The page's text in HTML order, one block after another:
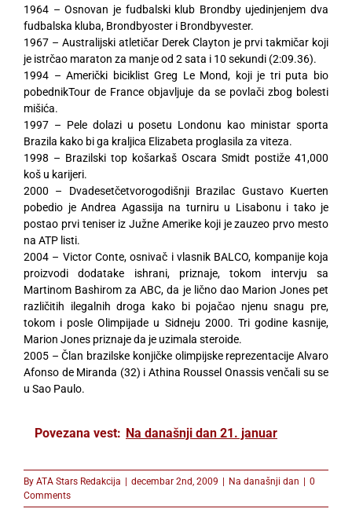
1964 – Osnovan je fudbalski klub Brondby ujedinjenjem dva
fudbalska kluba, Brondbyoster i Brondbyvester.
1967 – Australijski atletičar Derek Clayton je prvi takmičar koji
je istrčao maraton za manje od 2 sata i 10 sekundi (2:09.36).
1994 – Američki biciklist Greg Le Mond, koji je tri puta bio
pobednikTour de France objavljuje da se povlači zbog bolesti
mišića.
1997 – Pele dolazi u posetu Londonu kao ministar sporta
Brazila kako bi ga kraljica Elizabeta proglasila za viteza.
1998 – Brazilski top košarkaš Oscara Smidt postiže 41,000
koš u karijeri.
2000 – Dvadesetčetvorogodišnji Brazilac Gustavo Kuerten
pobedio je Andrea Agassija na turniru u Lisabonu i tako je
postao prvi teniser iz Južne Amerike koji je zauzeo prvo mesto
na ATP listi.
2004 – Victor Conte, osnivač i vlasnik BALCO, kompanije koja
proizvodi dodatake ishrani, priznaje, tokom intervju sa
Martinom Bashirom za ABC, da je lično dao Marion Jones pet
različitih ilegalnih droga kako bi pojačao njenu snagu pre,
tokom i posle Olimpijade u Sidneju 2000. Tri godine kasnije,
Marion Jones priznaje da je uzimala steroide.
2005 – Član brazilske konjičke olimpijske reprezentacije Alvaro
Afonso de Miranda (32) i Athina Roussel Onassis venčali su se
u Sao Paulo.
Povezana vest: Na današnji dan 21. januar
By ATA Stars Redakcija | decembar 2nd, 2009 | Na današnji dan | 0
Comments